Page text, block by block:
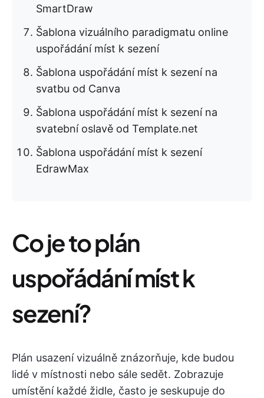
SmartDraw
Šablona vizuálního paradigmatu online
uspořádání míst k sezení
Šablona uspořádání míst k sezení na
svatbu od Canva
Šablona uspořádání míst k sezení na
svatební oslavě od Template.net
Šablona uspořádání míst k sezení
EdrawMax
Co je to plán
uspořádání míst k
sezení?
Plán usazení vizuálně znázorňuje, kde budou
lidé v místnosti nebo sále sedět. Zobrazuje
umístění každé židle, často je seskupuje do